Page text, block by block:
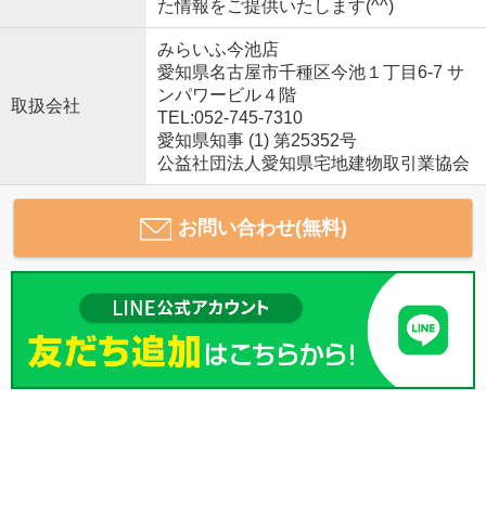
た情報をご提供いたします(^^)
取扱会社
みらいふ今池店
愛知県名古屋市千種区今池１丁目6-7 サ
ンパワービル４階
TEL:052-745-7310
愛知県知事 (1) 第25352号
公益社団法人愛知県宅地建物取引業協会
お問い合わせ(無料)